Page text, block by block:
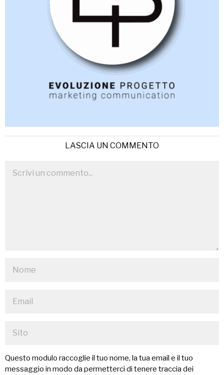
LASCIA UN COMMENTO
Questo modulo raccoglie il tuo nome, la tua email e il tuo
messaggio in modo da permetterci di tenere traccia dei